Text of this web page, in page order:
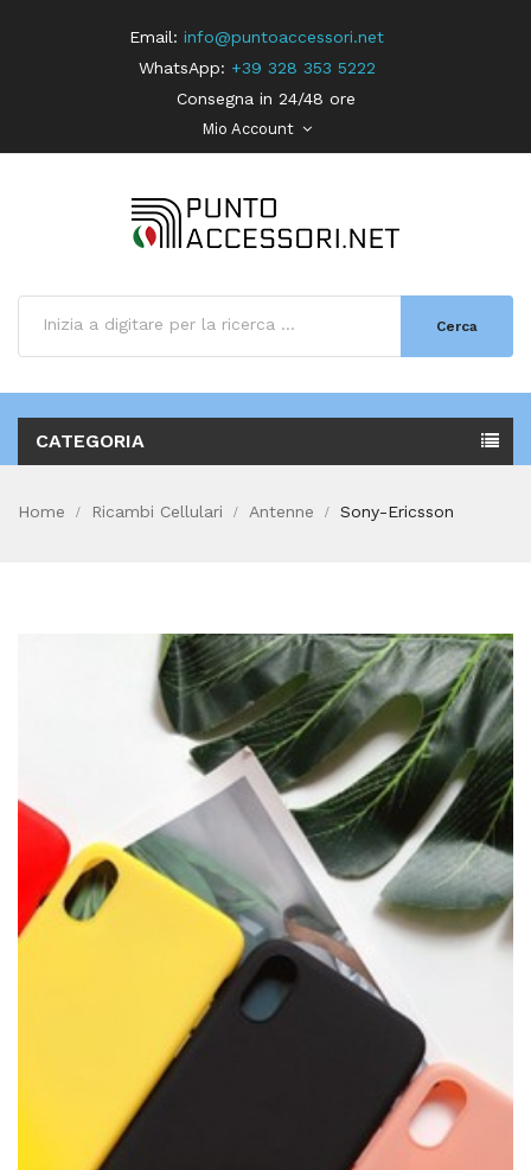
Email: info@puntoaccessori.net
WhatsApp: +39 328 353 5222
Consegna in 24/48 ore
Mio Account
Cerca
CATEGORIA
Home Ricambi Cellulari Antenne Sony-Ericsson